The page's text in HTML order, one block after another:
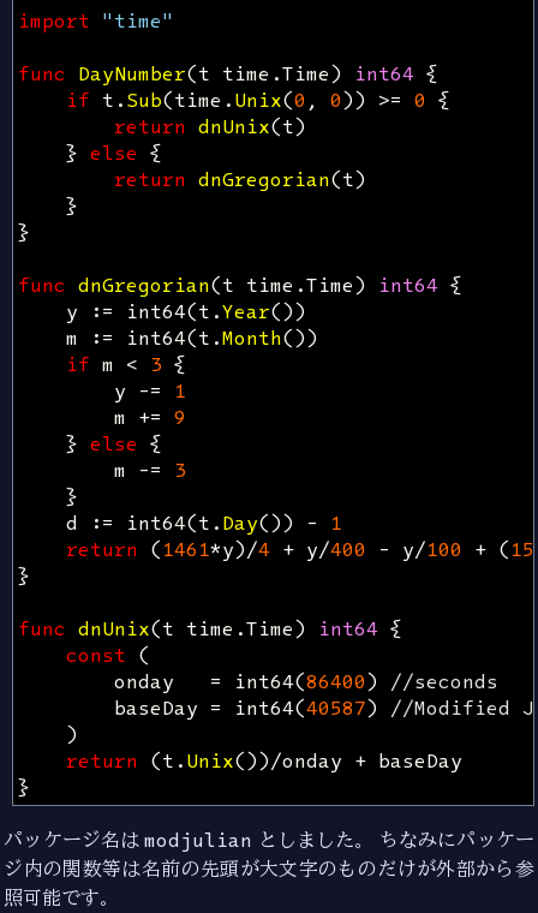
import "time"
func DayNumber(t time .Time) int64 {
if t .Sub(time .Unix(0 , 0)) >= 0 {
return dnUnix(t)
} else {
return dnGregorian(t)
}
}
func dnGregorian(t time .Time) int64 {
y
:= int64(t .Year())
m
:= int64(t .Month())
if m < 3 {
y -=
1
m += 9
} else {
m -= 3
}
d
:= int64(t .Day()) -
1
return (1461*y)/4 + y/400 - y/100 + (
}
func dnUnix(t time .Time) int64 {
const (
onday
= int64(86400) //seconds
baseDay = int64(40587) //Modified
)
return (t .Unix())/onday + baseDay
}
パッケージ名はmodjulian としました。 ちなみにパッケー
ジ内の関数等は名前の先頭が大文字のものだけが外部から参
照可能です。